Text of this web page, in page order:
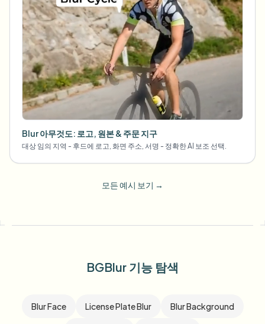
Blur 아무것도: 로고, 원본 & 주문 지구
대상 임의 지역 - 후드에 로고, 화면 주소, 서명 - 정확한 AI 보조 선택.
모든 예시 보기 →
BGBlur 기능 탐색
Blur Face License Plate Blur Blur Background